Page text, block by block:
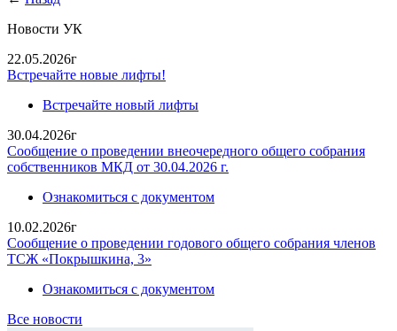
Новости УК
22.05.2026г
Встречайте новые лифты!
Встречайте новый лифты
30.04.2026г
Сообщение о проведении внеочередного общего собрания
собственников МКД от 30.04.2026 г.
Ознакомиться с документом
10.02.2026г
Сообщение о проведении годового общего собрания членов
ТСЖ «Покрышкина, 3»
Ознакомиться с документом
Все новости